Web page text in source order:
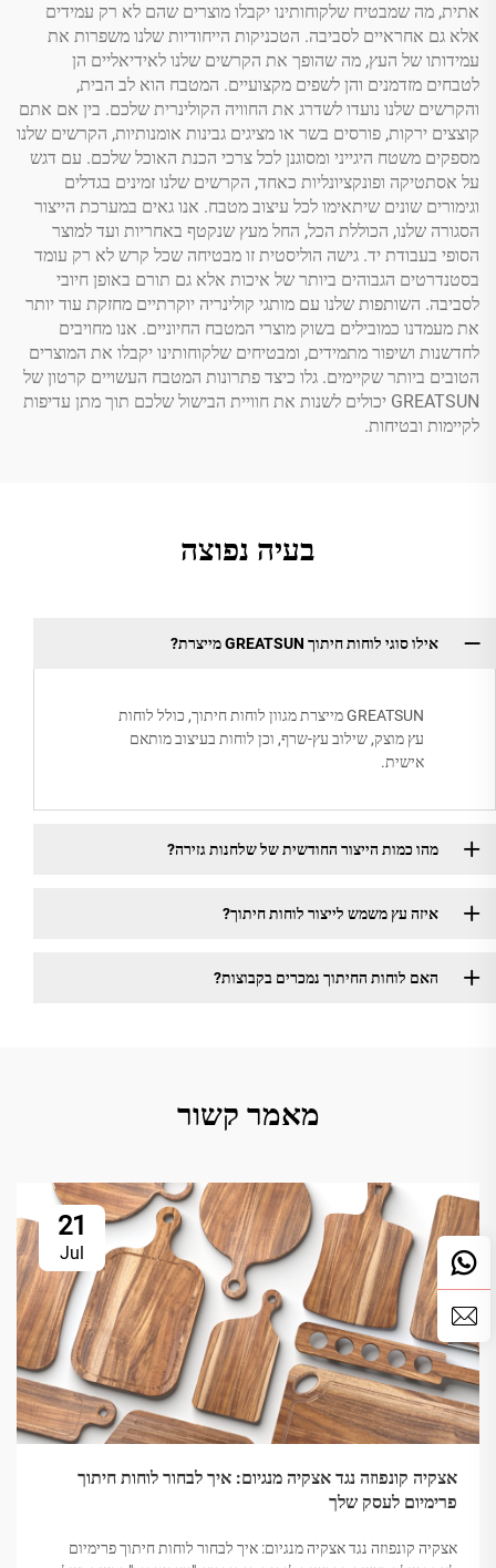
אתית, מה שמבטיח שלקוחותינו יקבלו מוצרים שהם לא רק עמידים
אלא גם אחראיים לסביבה. הטכניקות הייחודיות שלנו משפרות את
עמידותו של העץ, מה שהופך את הקרשים שלנו לאידיאליים הן
לטבחים מזדמנים והן לשפים מקצועיים. המטבח הוא לב הבית,
והקרשים שלנו נועדו לשדרג את החוויה הקולינרית שלכם. בין אם אתם
קוצצים ירקות, פורסים בשר או מציגים גבינות אומנותיות, הקרשים שלנו
מספקים משטח היגייני ומסוגנן לכל צרכי הכנת האוכל שלכם. עם דגש
על אסתטיקה ופונקציונליות כאחד, הקרשים שלנו זמינים בגדלים
וגימורים שונים שיתאימו לכל עיצוב מטבח. אנו גאים במערכת הייצור
הסגורה שלנו, הכוללת הכל, החל מעץ שנקטף באחריות ועד למוצר
הסופי בעבודת יד. גישה הוליסטית זו מבטיחה שכל קרש לא רק עומד
בסטנדרטים הגבוהים ביותר של איכות אלא גם תורם באופן חיובי
לסביבה. השותפות שלנו עם מותגי קולינריה יוקרתיים מחזקת עוד יותר
את מעמדנו כמובילים בשוק מוצרי המטבח החיוניים. אנו מחויבים
לחדשנות ושיפור מתמידים, ומבטיחים שלקוחותינו יקבלו את המוצרים
הטובים ביותר שקיימים. גלו כיצד פתרונות המטבח העשויים קרטון של
GREATSUN יכולים לשנות את חוויית הבישול שלכם תוך מתן עדיפות
לקיימות ובטיחות.
בעיה נפוצה
אילו סוגי לוחות חיתוך GREATSUN מייצרת?
GREATSUN מייצרת מגוון לוחות חיתוך, כולל לוחות
עץ מוצק, שילוב עץ-שרף, וכן לוחות בעיצוב מותאם
אישית.
מהו כמות הייצור החודשית של שלחנות גזירה?
איזה עץ משמש לייצור לוחות חיתוך?
האם לוחות החיתוך נמכרים בקבוצות?
מאמר קשור
21
Jul
אצקיה קונפוזה נגד אצקיה מנגיום: איך לבחור לוחות חיתוך
פרימיום לעסק שלך
אצקיה קונפוזה נגד אצקיה מנגיום: איך לבחור לוחות חיתוך פרימיום